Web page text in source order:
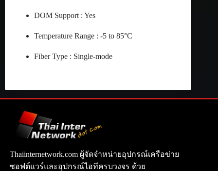
DOM Support : Yes
Temperature Range : -5 to 85°C
Fiber Type : Single-mode
Thaiinternetwork.com ผู้จัดจำหน่ายอุปกรณ์เครือข่าย
ซอฟต์แวร์และอุปกรณ์ไอทีครบวงจร ด้วย